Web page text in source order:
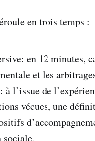
en trois temps :
en 12 minutes,
et les
l’issue de
vécues, une
sociale.